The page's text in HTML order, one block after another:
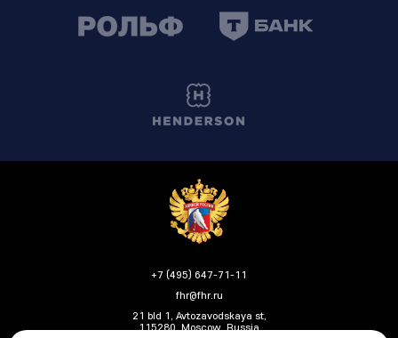
+7 (495) 647-71-11
fhr@fhr.ru
21 bld 1, Avtozavodskaya st,
115280, Moscow, Russia